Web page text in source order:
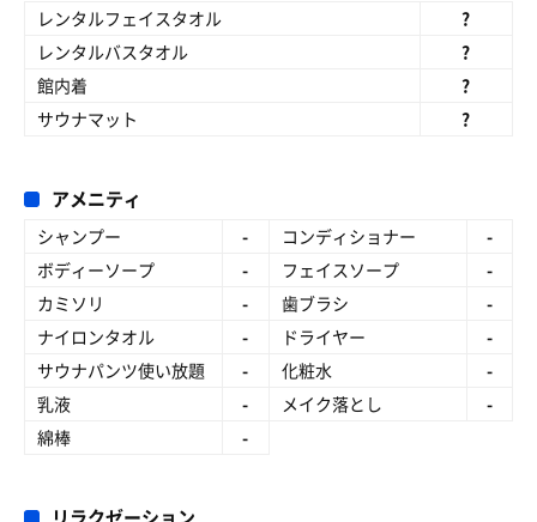
レンタルフェイスタオル
?
レンタルバスタオル
?
館内着
?
サウナマット
?
アメニティ
シャンプー - コンディショナー
-
ボディーソープ
- フェイスソープ
-
カミソリ
- 歯ブラシ
-
ナイロンタオル
- ドライヤー
-
サウナパンツ使い放題
- 化粧水
-
乳液
- メイク落とし
-
綿棒
-